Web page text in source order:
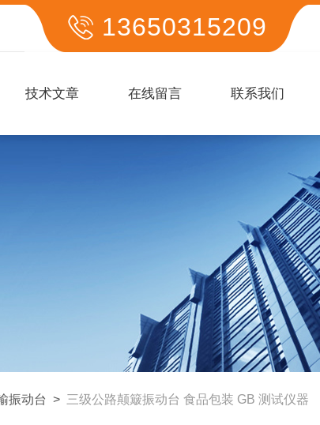
13650315209
技术文章 在线留言 联系我们
振动台 > 三级公路颠簸振动台 食品包装 GB 测试仪器